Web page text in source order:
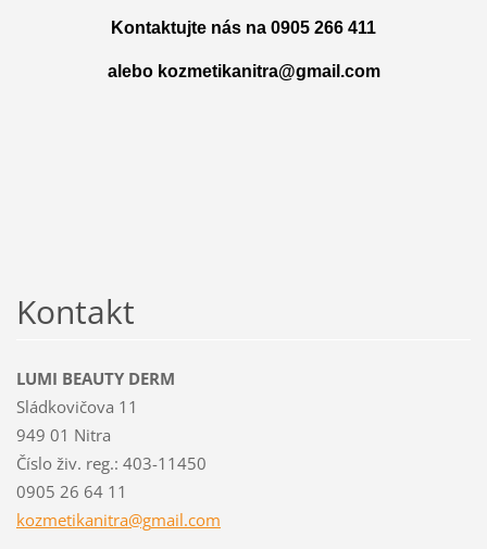
Kontaktujte nás na 0905 266 411
alebo kozmetikanitra@gmail.com
Kontakt
LUMI BEAUTY DERM
Sládkovičova 11
949 01 Nitra
Číslo živ. reg.: 403-11450
0905 26 64 11
kozmetikanitra@gmail.com